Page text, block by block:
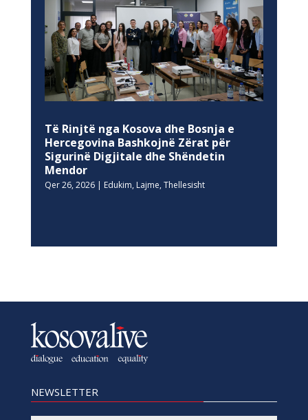
Të Rinjtë nga Kosova dhe Bosnja e
Hercegovina Bashkojnë Zërat për
Sigurinë Digjitale dhe Shëndetin
Mendor
Qer 26, 2026| Edukim, Lajme, Thellesisht
NEWSLETTER